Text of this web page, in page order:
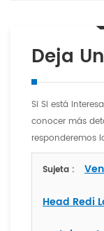
Deja
Si Si está
conocer más
responderemos
Sujeta :
Head Redi